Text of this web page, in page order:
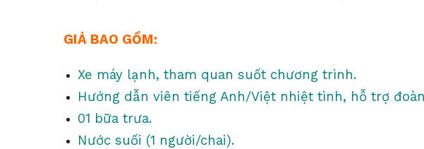
GIÁ BAO GỒM:
Xe máy lạnh, tham quan suốt chương trình.
Hướng dẫn viên tiếng Anh/Việt nhiệt tình, hỗ trợ
01 bữa trưa.
Nước suối (1 người/chai).